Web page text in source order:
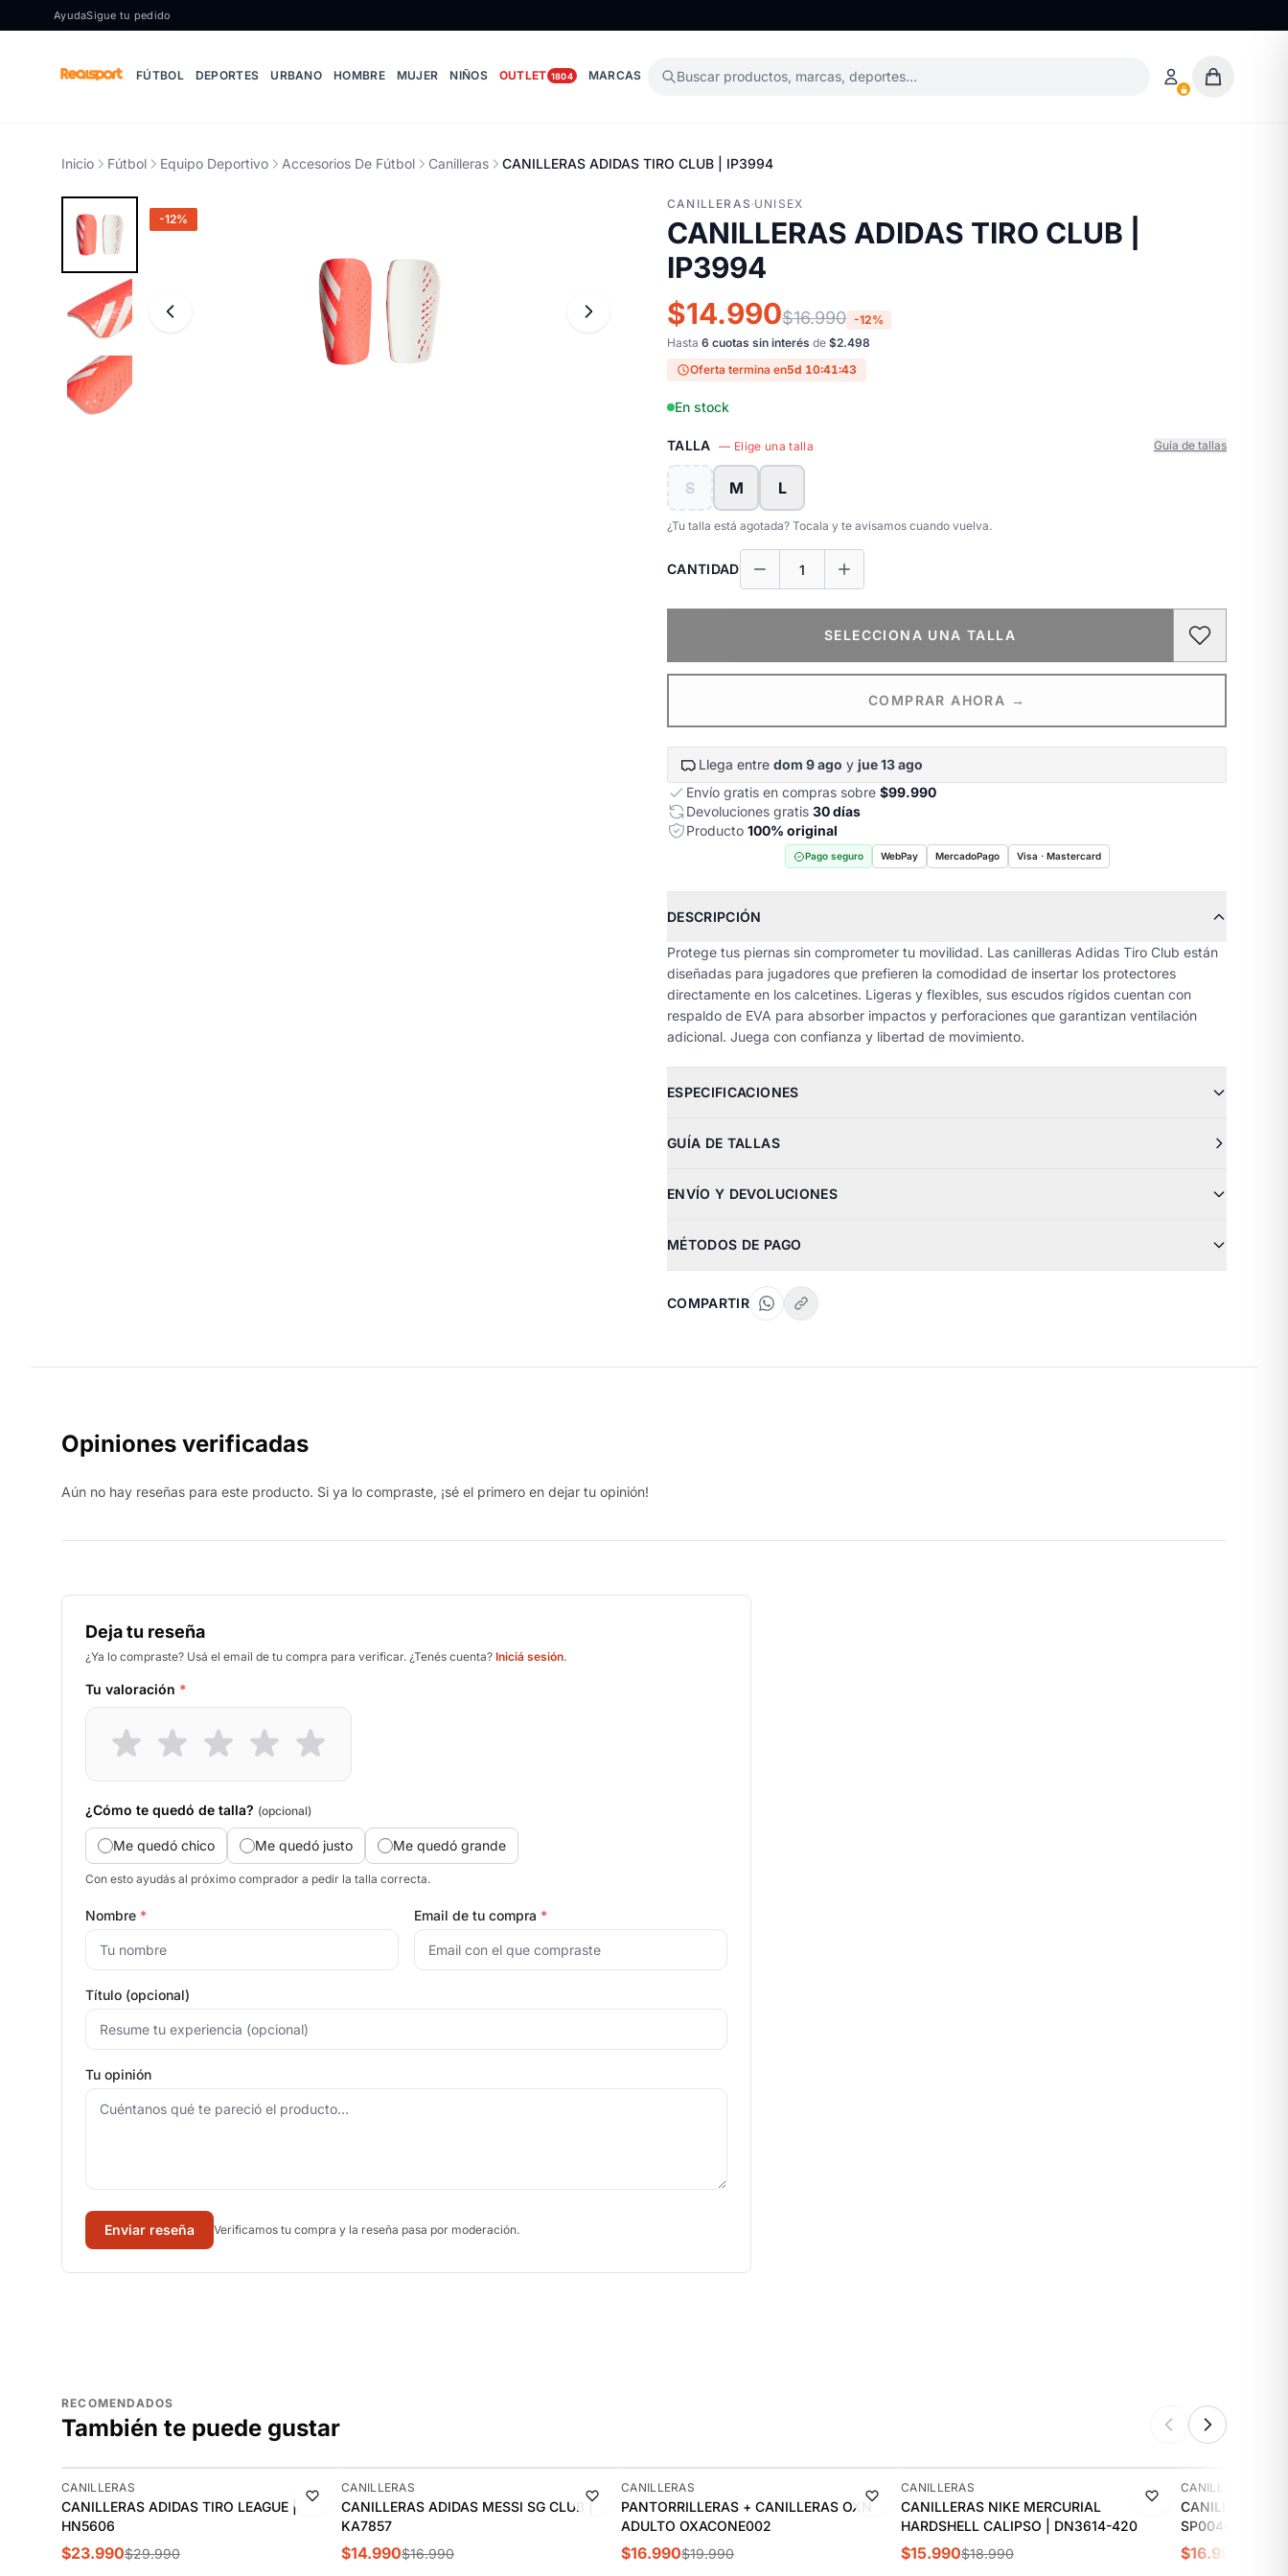
Ir al contenido
AyudaSigue tu pedido
FÚTBOL DEPORTES URBANO HOMBRE MUJER NIÑOS OUTLET 1804 MARCAS Buscar productos, marcas, deportes…
Inicio Fútbol Equipo Deportivo Accesorios De Fútbol Canilleras CANILLERAS ADIDAS TIRO CLUB | IP3994
-12%
CANILLERAS ·UNISEX
CANILLERAS ADIDAS TIRO CLUB |
IP3994
$14.990$16.990 -12%
Hasta 6 cuotas sin interés de $2.498
Oferta termina en5d 10:41:42
En stock
TALLA — Elige una talla Guía de tallas
S M L
¿Tu talla está agotada? Tocala y te avisamos cuando vuelva.
CANTIDAD
SELECCIONA UNA TALLA
COMPRAR AHORA →
Llega entre dom 9 ago y jue 13 ago
Envío gratis en compras sobre $99.990
Devoluciones gratis 30 días
Producto 100% original
Pago seguro WebPay MercadoPago Visa · Mastercard
DESCRIPCIÓN
Protege tus piernas sin comprometer tu movilidad. Las canilleras Adidas Tiro Club están
diseñadas para jugadores que prefieren la comodidad de insertar los protectores
directamente en los calcetines. Ligeras y flexibles, sus escudos rígidos cuentan con
respaldo de EVA para absorber impactos y perforaciones que garantizan ventilación
adicional. Juega con confianza y libertad de movimiento.
ESPECIFICACIONES
GUÍA DE TALLAS
ENVÍO Y DEVOLUCIONES
MÉTODOS DE PAGO
COMPARTIR
Opiniones verificadas
Aún no hay reseñas para este producto. Si ya lo compraste, ¡sé el primero en dejar tu opinión!
Deja tu reseña
¿Ya lo compraste? Usá el email de tu compra para verificar. ¿Tenés cuenta? Iniciá sesión.
Tu valoración *
¿Cómo te quedó de talla? (opcional)
Me quedó chico Me quedó justo Me quedó grande
Con esto ayudás al próximo comprador a pedir la talla correcta.
Nombre * Email de tu compra *
Título (opcional)
Tu opinión
Enviar reseña Verificamos tu compra y la reseña pasa por moderación.
RECOMENDADOS
También te puede gustar
-20%
CANILLERAS
CANILLERAS ADIDAS TIRO LEAGUE |
HN5606
$23.990$29.990
-12%
CANILLERAS
CANILLERAS ADIDAS MESSI SG CLUB |
KA7857
$14.990$16.990
-15%
CANILLERAS
PANTORRILLERAS + CANILLERAS OXN
ADULTO OXACONE002
$16.990$19.990
-16%
CANILLERAS
CANILLERAS NIKE MERCURIAL
HARDSHELL CALIPSO | DN3614-420
$15.990$18.990
-11%
CANILLERAS
CANILLERAS
SP0040-009
$16.990